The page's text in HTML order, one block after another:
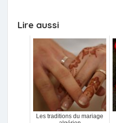
Lire aussi
Les traditions du mariage